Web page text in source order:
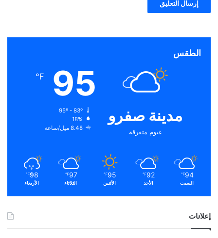
الطقس
مدينة صفرو
غيوم متفرقة
95
℉
18%
8.48 ميل/ساعة
94
℉
السبت
92
℉
الأحد
95
℉
الأثنين
97
℉
الثلاثاء
98
℉
الأربعاء
إعلانات